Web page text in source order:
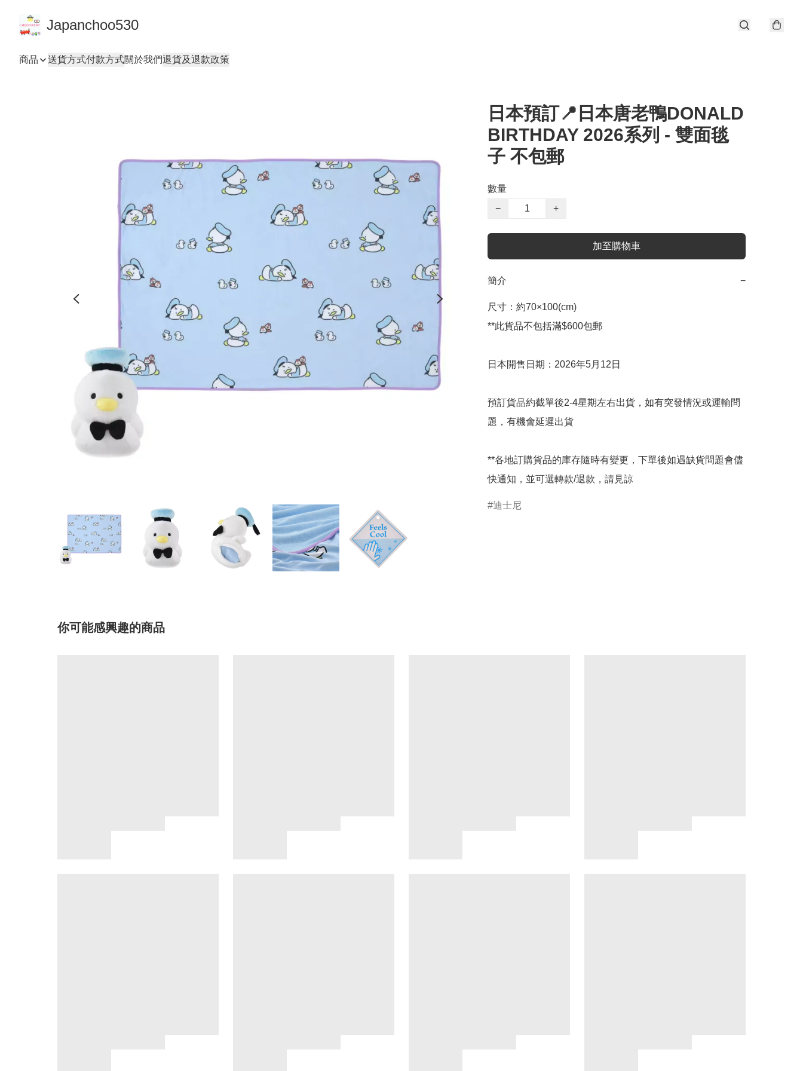
Japanchoo530
商品 送貨方式付款方式關於我們退貨及退款政策
日本預訂📍日本唐老鴨DONALD
BIRTHDAY 2026系列 - 雙面毯
子 不包郵
數量
−
+
加至購物車
簡介 −
尺寸：約70×100(cm)
**此貨品不包括滿$600包郵
日本開售日期：2026年5月12日
預訂貨品約截單後2-4星期左右出貨，如有突發情況或運輸問
題，有機會延遲出貨
**各地訂購貨品的庫存隨時有變更，下單後如遇缺貨問題會儘
快通知，並可選轉款/退款，請見諒
迪士尼
你可能感興趣的商品